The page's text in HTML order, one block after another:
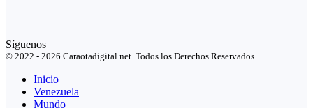
Síguenos
© 2022 - 2026 Caraotadigital.net. Todos los Derechos Reservados.
Inicio
Venezuela
Mundo